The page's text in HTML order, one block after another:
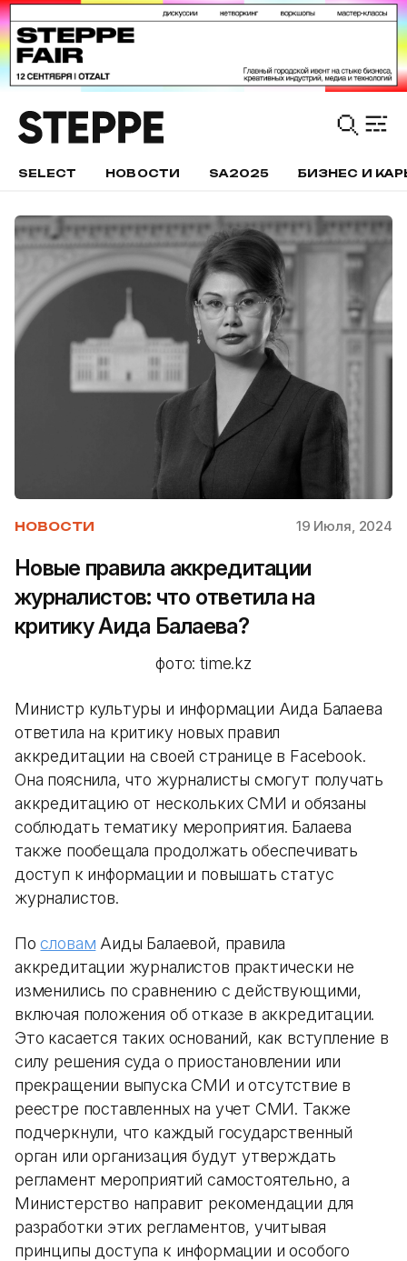
SELECT НОВОСТИ SA2025 БИЗНЕС И
НОВОСТИ 19 Июля, 2024
Новые правила аккредитации
журналистов: что ответила на
критику Аида Балаева?
фото: time.kz
Министр культуры и информации Аида Балаева
ответила на критику новых правил
аккредитации на своей странице в Facebook.
Она пояснила, что журналисты смогут получать
аккредитацию от нескольких СМИ и обязаны
соблюдать тематику мероприятия. Балаева
также пообещала продолжать обеспечивать
доступ к информации и повышать статус
журналистов.
Пословам Аиды Балаевой, правила
аккредитации журналистов практически не
изменились по сравнению с действующими,
включая положения об отказе в аккредитации.
Это касается таких оснований, как вступление в
силу решения суда о приостановлении или
прекращении выпуска СМИ и отсутствие в
реестре поставленных на учет СМИ. Также
подчеркнули, что каждый государственный
орган или организация будут утверждать
регламент мероприятий самостоятельно, а
Министерство направит рекомендации для
разработки этих регламентов, учитывая
принципы доступа к информации и особого